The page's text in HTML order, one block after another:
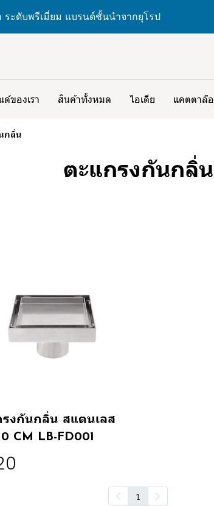
ะดับพรีเมี่ยม แบรนด์ชั้นนำจากยุโรป
ด์ของเรา สินค้าทั้งหมด ไอเดีย แคตตาล๊
กลิ่น
ตะแกรงกันกลิ่น
รงกันกลิ่น สแตนเลส
CM LB-FD001
1